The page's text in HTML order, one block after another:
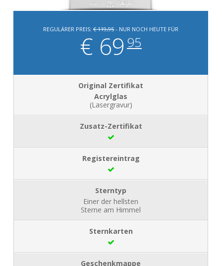
REGULÄRER PREIS: € 119,95 - NUR NOCH HEUTE FÜR
€ 69 95
Acrylglas
(Lasergravur)
Einer der hellsten
Sterne am Himmel